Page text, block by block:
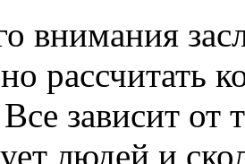
внимания
рассчитать
зависит от
людей и